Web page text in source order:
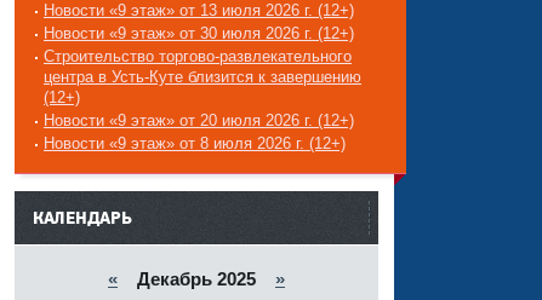
Новости «9 этаж» от 13 июля 2026 г. (12+)
Новости «9 этаж» от 30 июля 2026 г. (12+)
Строительство торгово-развлекательного
центра в Усть-Куте близится к завершению
(12+)
Новости «9 этаж» от 20 июля 2026 г. (12+)
Новости «9 этаж» от 8 июля 2026 г. (12+)
------
КАЛЕНДАРЬ
« Декабрь 2025 »